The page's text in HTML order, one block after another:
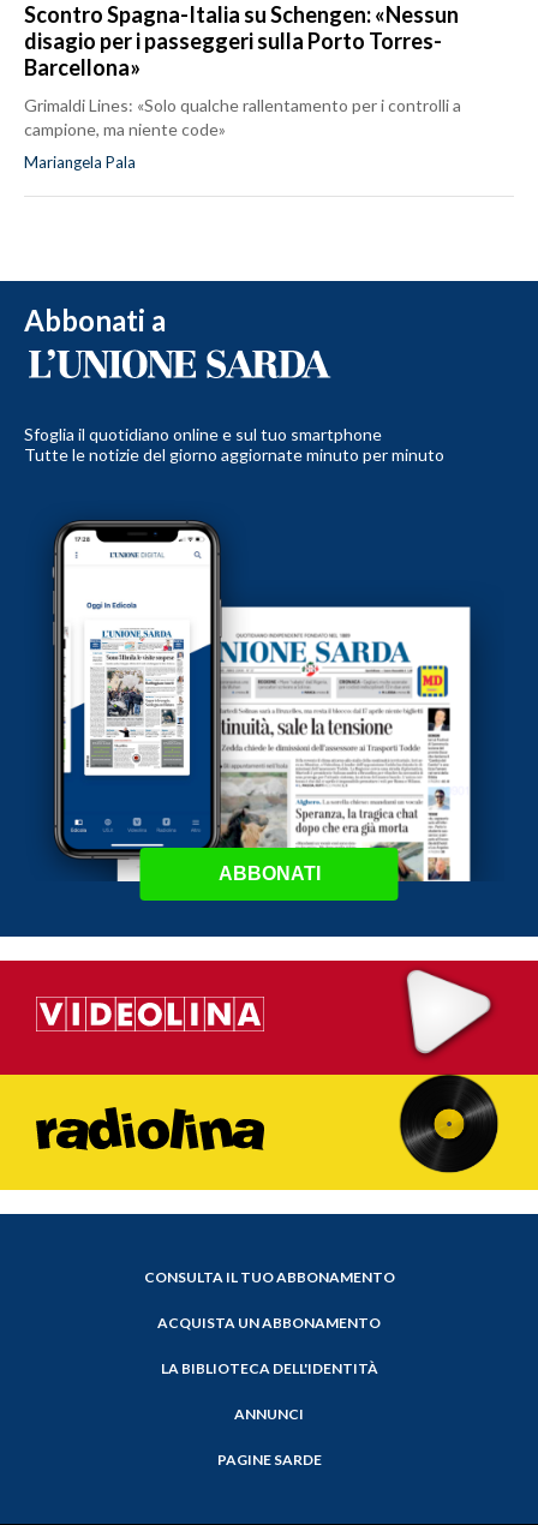
Scontro Spagna-Italia su Schengen: «Nessun
disagio per i passeggeri sulla Porto Torres-
Barcellona»
Grimaldi Lines: «Solo qualche rallentamento per i controlli a
campione, ma niente code»
Mariangela Pala
Abbonati a
Sfoglia il quotidiano online e sul tuo smartphone
Tutte le notizie del giorno aggiornate minuto per minuto
ABBONATI
CONSULTA IL TUO ABBONAMENTO
ACQUISTA UN ABBONAMENTO
LA BIBLIOTECA DELL'IDENTITÀ
ANNUNCI
PAGINE SARDE